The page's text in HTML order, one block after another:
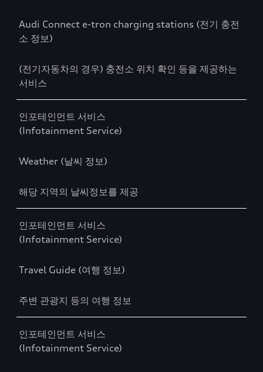
Audi Connect e-tron charging stations (전기 충전
소 정보)
(전기자동차의 경우) 충전소 위치 확인 등을 제공하는
서비스
인포테인먼트 서비스
(Infotainment Service)
Weather (날씨 정보)
해당 지역의 날씨정보를 제공
인포테인먼트 서비스
(Infotainment Service)
Travel Guide (여행 정보)
주변 관광지 등의 여행 정보
인포테인먼트 서비스
(Infotainment Service)